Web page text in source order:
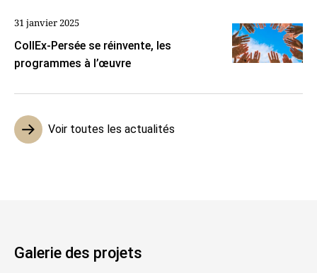
Voir toutes les actualités
31 janvier 2025
CollEx-Persée se réinvente, les
programmes à l’œuvre
Galerie des projets